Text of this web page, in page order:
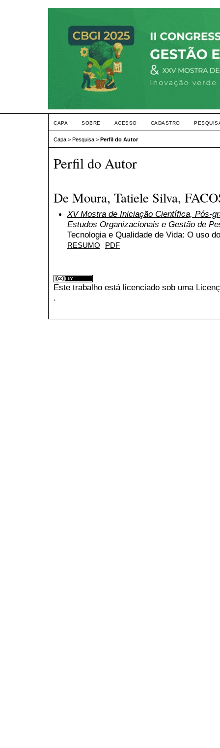
CAPA SOBRE ACESSO CADASTRO
Capa > Pesquisa > Perfil do Autor
Perfil do Autor
De Moura, Tatiele Silva,
XV Mostra de Iniciação Científica, Pós-
Estudos Organizacionais e Gestão de
Tecnologia e Qualidade de Vida: O uso
RESUMO PDF
Este trabalho está licenciado sob uma
.